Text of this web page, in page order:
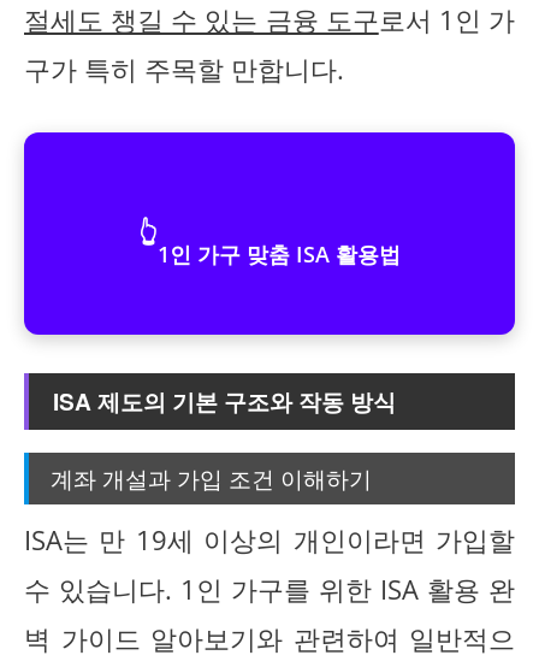
절세도 챙길 수 있는 금융 도구로서 1인 가
구가 특히 주목할 만합니다.
👆
1인 가구 맞춤 ISA 활용법
ISA 제도의 기본 구조와 작동 방식
계좌 개설과 가입 조건 이해하기
ISA는 만 19세 이상의 개인이라면 가입할
수 있습니다. 1인 가구를 위한 ISA 활용 완
벽 가이드 알아보기와 관련하여 일반적으